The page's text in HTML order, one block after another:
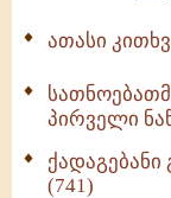
ათასი
პირველი
(741)